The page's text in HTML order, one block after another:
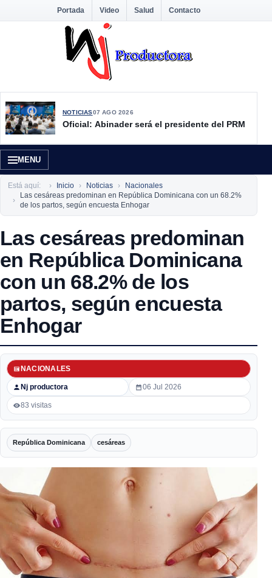
Portada Video Salud Contacto
NOTICIAS07 AGO 2026
Oficial: Abinader será el presidente del PRM
MENU
Está aquí: Inicio Noticias
Nacionales
Las cesáreas predominan en República Dominicana con un 68.2%
de los partos, según encuesta Enhogar
Las cesáreas predominan
en República Dominicana
con un 68.2% de los
partos, según encuesta
Enhogar
Nj productora
NACIONALES
06 Jul 2026
83 visitas
República Dominicana cesáreas